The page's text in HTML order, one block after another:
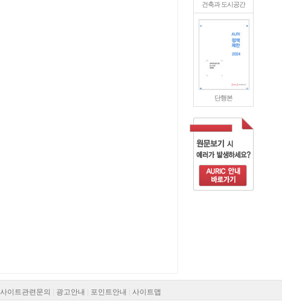
건축과 도시공간
단행본
사이트관련문의 광고안내 포인트안내 사이트맵